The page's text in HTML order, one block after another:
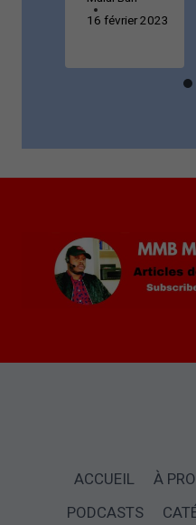
16 février 2023
ACCUEIL À
PODCASTS